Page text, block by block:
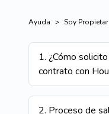
Ayuda > Soy
1. ¿Cómo
contrato con
2. Proceso de